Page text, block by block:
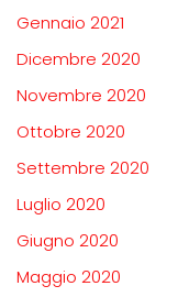
Gennaio 2021
Dicembre 2020
Novembre 2020
Ottobre 2020
Settembre 2020
Luglio 2020
Giugno 2020
Maggio 2020